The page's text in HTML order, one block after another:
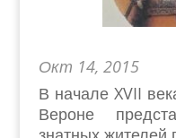
Окт 14, 2015
В начале XVII
Вероне